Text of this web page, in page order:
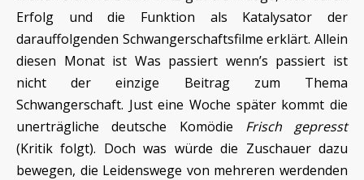
Erfolg und die Funktion als Katalysator der
darauffolgenden Schwangerschaftsfilme erklärt. Allein
diesen Monat ist Was passiert wenn’s passiert ist
nicht der einzige Beitrag zum Thema
Schwangerschaft. Just eine Woche später kommt die
unerträgliche deutsche Komödie Frisch gepresst
(Kritik folgt). Doch was würde die Zuschauer dazu
bewegen, die Leidenswege von mehreren werdenden